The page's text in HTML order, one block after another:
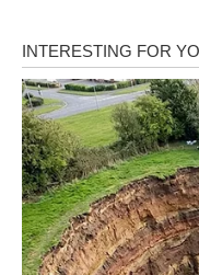
KARTA
Ako si izabrao/la
veoma važan period
kada su neki ljudi u